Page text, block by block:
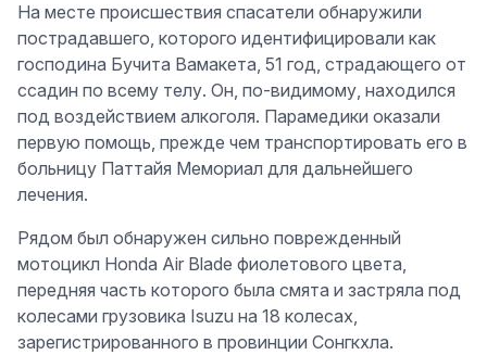
На месте происшествия спасатели обнаружили
пострадавшего, которого идентифицировали как
господина Бучита Вамакета, 51 год, страдающего от
ссадин по всему телу. Он, по-видимому, находился
под воздействием алкоголя. Парамедики оказали
первую помощь, прежде чем транспортировать его в
больницу Паттайя Мемориал для дальнейшего
лечения.
Рядом был обнаружен сильно поврежденный
мотоцикл Honda Air Blade фиолетового цвета,
передняя часть которого была смята и застряла под
колесами грузовика Isuzu на 18 колесах,
зарегистрированного в провинции Сонгкхла.